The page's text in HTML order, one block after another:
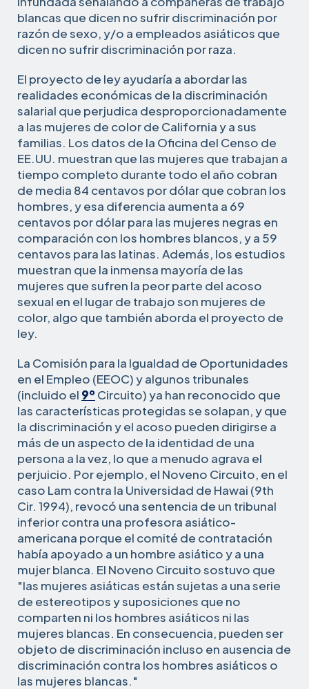
blancas que dicen no sufrir discriminación por
razón de sexo, y/o a empleados asiáticos que
dicen no sufrir discriminación por raza.
El proyecto de ley ayudaría a abordar las
realidades económicas de la discriminación
salarial que perjudica desproporcionadamente
a las mujeres de color de California y a sus
familias. Los datos de la Oficina del Censo de
EE.UU. muestran que las mujeres que trabajan a
tiempo completo durante todo el año cobran
de media 84 centavos por dólar que cobran los
hombres, y esa diferencia aumenta a 69
centavos por dólar para las mujeres negras en
comparación con los hombres blancos, y a 59
centavos para las latinas. Además, los estudios
muestran que la inmensa mayoría de las
mujeres que sufren la peor parte del acoso
sexual en el lugar de trabajo son mujeres de
color, algo que también aborda el proyecto de
ley.
La Comisión para la Igualdad de Oportunidades
en el Empleo (EEOC) y algunos tribunales
(incluido el 9º Circuito) ya han reconocido que
las características protegidas se solapan, y que
la discriminación y el acoso pueden dirigirse a
más de un aspecto de la identidad de una
persona a la vez, lo que a menudo agrava el
perjuicio. Por ejemplo, el Noveno Circuito, en el
caso Lam contra la Universidad de Hawai (9th
Cir. 1994), revocó una sentencia de un tribunal
inferior contra una profesora asiático-
americana porque el comité de contratación
había apoyado a un hombre asiático y a una
mujer blanca. El Noveno Circuito sostuvo que
"las mujeres asiáticas están sujetas a una serie
de estereotipos y suposiciones que no
comparten ni los hombres asiáticos ni las
mujeres blancas. En consecuencia, pueden ser
objeto de discriminación incluso en ausencia de
discriminación contra los hombres asiáticos o
las mujeres blancas."